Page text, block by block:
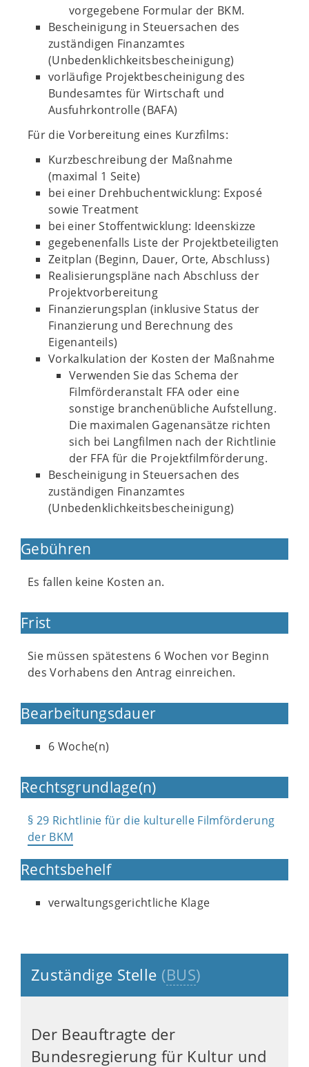
vorgegebene Formular der BKM.
Bescheinigung in Steuersachen des
zuständigen Finanzamtes
(Unbedenklichkeitsbescheinigung)
vorläufige Projektbescheinigung des
Bundesamtes für Wirtschaft und
Ausfuhrkontrolle (BAFA)
Für die Vorbereitung eines Kurzfilms:
Kurzbeschreibung der Maßnahme
(maximal 1 Seite)
bei einer Drehbuchentwicklung: Exposé
sowie Treatment
bei einer Stoffentwicklung: Ideenskizze
gegebenenfalls Liste der Projektbeteiligten
Zeitplan (Beginn, Dauer, Orte, Abschluss)
Realisierungspläne nach Abschluss der
Projektvorbereitung
Finanzierungsplan (inklusive Status der
Finanzierung und Berechnung des
Eigenanteils)
Vorkalkulation der Kosten der Maßnahme
Verwenden Sie das Schema der
Filmförderanstalt FFA oder eine
sonstige branchenübliche Aufstellung.
Die maximalen Gagenansätze richten
sich bei Langfilmen nach der Richtlinie
der FFA für die Projektfilmförderung.
Bescheinigung in Steuersachen des
zuständigen Finanzamtes
(Unbedenklichkeitsbescheinigung)
Gebühren
Es fallen keine Kosten an.
Frist
Sie müssen spätestens 6 Wochen vor Beginn
des Vorhabens den Antrag einreichen.
Bearbeitungsdauer
6 Woche(n)
Rechtsgrundlage(n)
§ 29 Richtlinie für die kulturelle Filmförderung
der BKM
Rechtsbehelf
verwaltungsgerichtliche Klage
Zuständige Stelle (BUS)
Der Beauftragte der
Bundesregierung für Kultur und